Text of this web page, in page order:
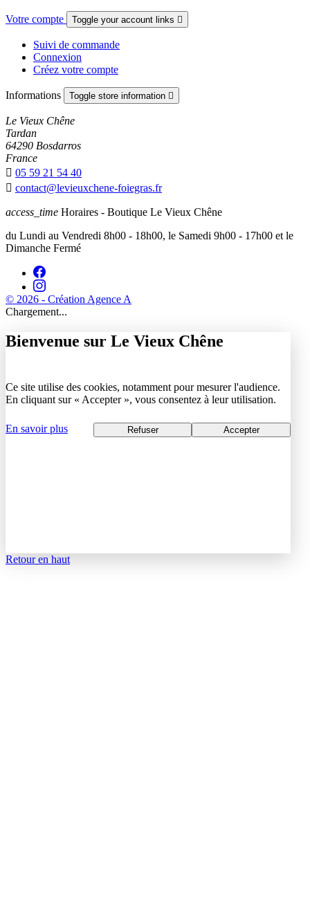
Votre compte Toggle your account links 
Suivi de commande
Connexion
Créez votre compte
Informations Toggle store information 
Le Vieux Chêne
Tardan
64290 Bosdarros
France
 05 59 21 54 40
 contact@levieuxchene-foiegras.fr
access_time Horaires - Boutique Le Vieux Chêne
du Lundi au Vendredi 8h00 - 18h00, le Samedi 9h00 - 17h00 et le
Dimanche Fermé
© 2026 - Création Agence A
Chargement...
Bienvenue sur Le Vieux Chêne
Ce site utilise des cookies, notamment pour mesurer l'audience.
En cliquant sur « Accepter », vous consentez à leur utilisation.
En savoir plus Refuser Accepter
Retour en haut